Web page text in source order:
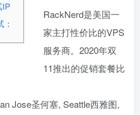
IP
RackNerd是美国一
家主打性价比的VPS
服务商。2020年双
11推出的促销套餐比
Jose圣何塞, Seattle西雅图,